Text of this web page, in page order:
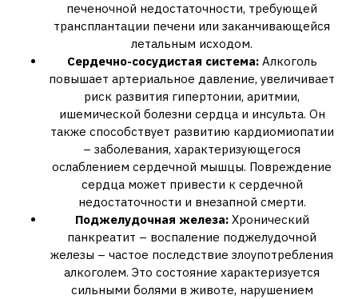
печеночной недостаточности‚ требующей
трансплантации печени или заканчивающейся
летальным исходом.
Сердечно-сосудистая система:Алкоголь
повышает артериальное давление‚ увеличивает
риск развития гипертонии‚ аритмии‚
ишемической болезни сердца и инсульта. Он
также способствует развитию кардиомиопатии
– заболевания‚ характеризующегося
ослаблением сердечной мышцы. Повреждение
сердца может привести к сердечной
недостаточности и внезапной смерти.
Поджелудочная железа:Хронический
панкреатит – воспаление поджелудочной
железы – частое последствие злоупотребления
алкоголем. Это состояние характеризуется
сильными болями в животе‚ нарушением